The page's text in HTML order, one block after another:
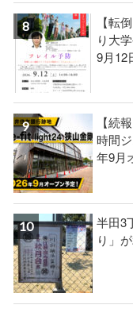
【転
り大
9月12
【続
時間
年9月
半田3
り」